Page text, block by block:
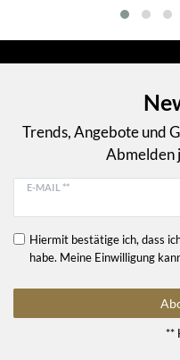
Trends, Angebote und
Abmelden
E-MAIL **
Hiermit bestätige ich, dass
habe. Meine Einwilligung
**